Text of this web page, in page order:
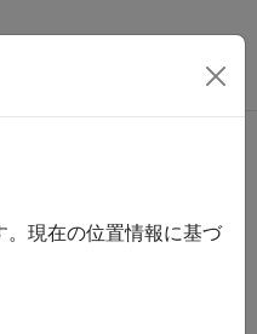
。現在の位置情報に基づ